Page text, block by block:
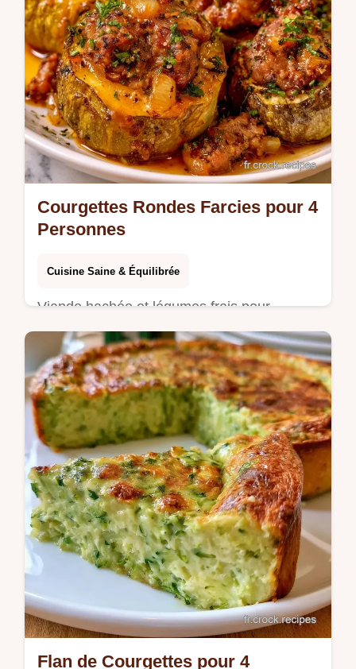
Courgettes Rondes Farcies pour 4
Personnes
Cuisine Saine & Équilibrée
Viande hachée et légumes frais pour
préparer des Courgettes rondes farcies.
Apprenez le rôle des ingrédients pour un
résultat juteux en 60 min.
Flan de Courgettes pour 4